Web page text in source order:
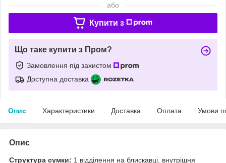
або
Купити з
Що таке купити з Пром?
Замовлення під захистом
Доступна доставка
Опис Характеристики Доставка Оплата Умови
Опис
Структура сумки: 1 відділення на блискавці, внутрішня